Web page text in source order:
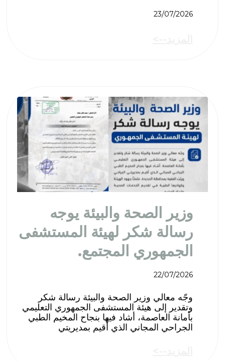
23/07/2026
وزير الصحة والبيئة يوجه
رسالة شكر لهيئة المستشفى
الجمهوري المجتمع.
22/07/2026
وجّه معالي وزير الصحة والبيئة رسالة شكر
وتقدير إلى هيئة المستشفى الجمهوري التعليمي
بأمانة العاصمة، أشاد فيها بنجاح المخيم الطبي
الجراحي المجاني الذي أُقيم بمديريتي